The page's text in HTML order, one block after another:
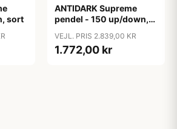
sort
ANTIDARK Supreme
pendel - 150 up/down,
VEJL. PRIS 2.839,00 KR
1.772,00 kr